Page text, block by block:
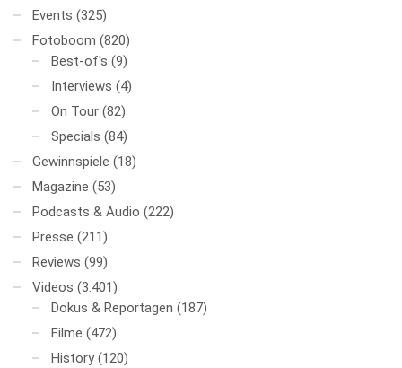
Events (325)
Fotoboom (820)
Best-of's (9)
Interviews (4)
On Tour (82)
Specials (84)
Gewinnspiele (18)
Magazine (53)
Podcasts & Audio (222)
Presse (211)
Reviews (99)
Videos (3.401)
Dokus & Reportagen (187)
Filme (472)
History (120)